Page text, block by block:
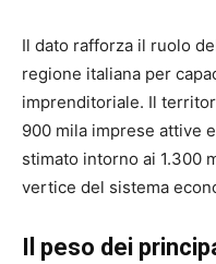
Il dato rafforza il ruolo
regione italiana per
imprenditoriale. Il
900 mila imprese attive
stimato intorno ai 1.300
vertice del sistema
Il peso dei